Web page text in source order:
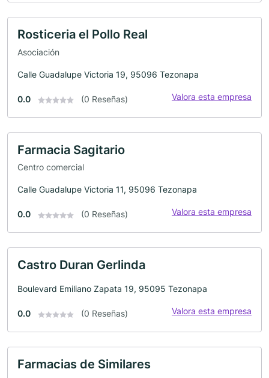
Rosticeria el Pollo Real
Asociación
Calle Guadalupe Victoria 19, 95096 Tezonapa
0.0 (0 Reseñas) Valora esta empresa
Farmacia Sagitario
Centro comercial
Calle Guadalupe Victoria 11, 95096 Tezonapa
0.0 (0 Reseñas) Valora esta empresa
Castro Duran Gerlinda
Boulevard Emiliano Zapata 19, 95095 Tezonapa
0.0 (0 Reseñas) Valora esta empresa
Farmacias de Similares